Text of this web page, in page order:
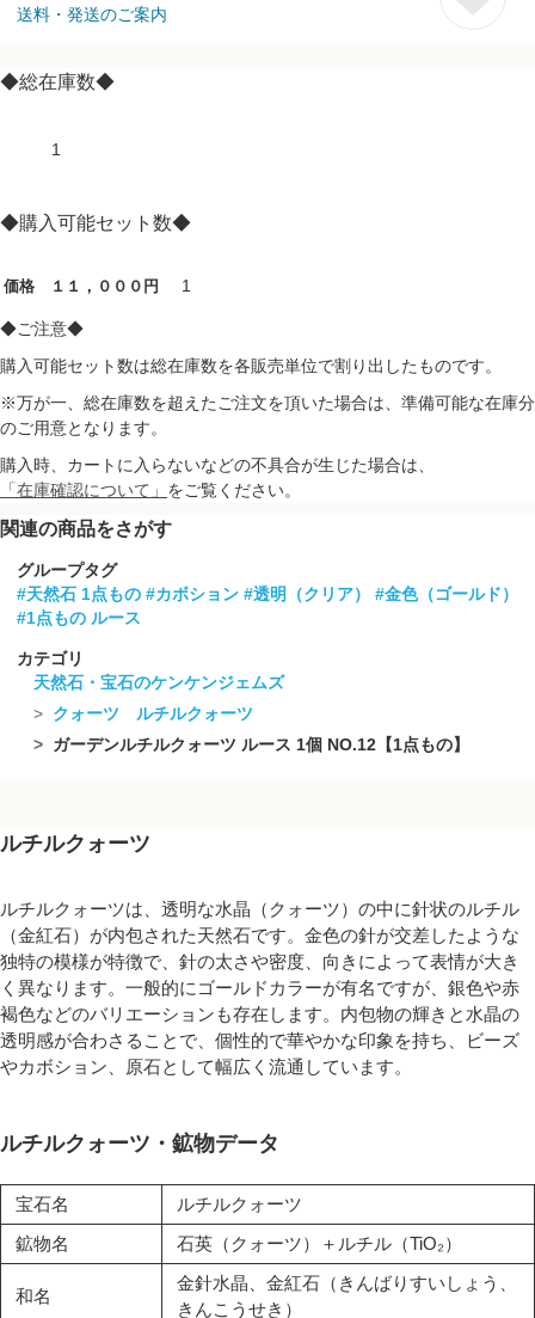
送料・発送のご案内
◆総在庫数◆
1
◆購入可能セット数◆
価格 １１，０００円 1
◆ご注意◆
購入可能セット数は総在庫数を各販売単位で割り出したものです。
※万が一、総在庫数を超えたご注文を頂いた場合は、準備可能な在庫分
のご用意となります。
購入時、カートに入らないなどの不具合が生じた場合は、
「在庫確認について」 をご覧ください。
関連の商品をさがす
グループタグ
#天然石 1点もの #カボション #透明（クリア）
#金色（ゴールド）
#1点もの ルース
カテゴリ
天然石・宝石のケンケンジェムズ
クォーツ ルチルクォーツ
ガーデンルチルクォーツ ルース 1個 NO.12【1点もの】
ルチルクォーツ
ルチルクォーツは、透明な水晶（クォーツ）の中に針状のルチル
（金紅石）が内包された天然石です。金色の針が交差したような
独特の模様が特徴で、針の太さや密度、向きによって表情が大き
く異なります。一般的にゴールドカラーが有名ですが、銀色や赤
褐色などのバリエーションも存在します。内包物の輝きと水晶の
透明感が合わさることで、個性的で華やかな印象を持ち、ビーズ
やカボション、原石として幅広く流通しています。
ルチルクォーツ・鉱物データ
宝石名
ルチルクォーツ
鉱物名
石英（クォーツ）＋ルチル（TiO₂）
和名
金針水晶、金紅石（きんばりすいしょう、
きんこうせき）